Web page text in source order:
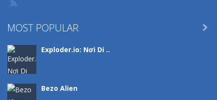
MOST POPULAR
Exploder.io: Nơi Di ..
Bezo Alien
